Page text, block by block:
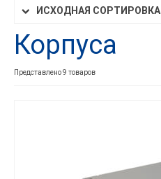
Производители
Рынки
ИСХОДНАЯ СОРТИРОВКА
Корпуса
Представлено 9 товаров